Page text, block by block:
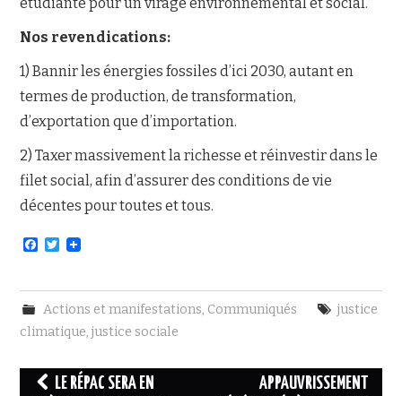
Nos revendications:
1) Bannir les énergies fossiles d’ici 2030, autant en
termes de production, de transformation,
d’exportation que d’importation.
2) Taxer massivement la richesse et réinvestir dans le
filet social, afin d’assurer des conditions de vie
décentes pour toutes et tous.
F
e
b
o
o
T
t
t
e
r
Actions et manifestations, Communiqués
justice
climatique,justice sociale
Navigation
LE RÉPAC SERA EN
APPAUVRISSEMENT